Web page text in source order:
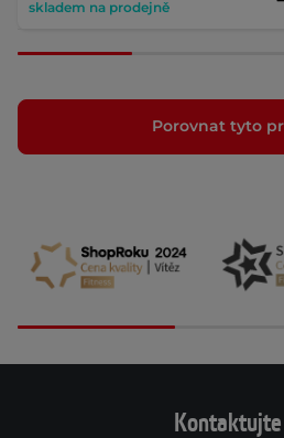
skladem na prodejně
Porovnat tyto